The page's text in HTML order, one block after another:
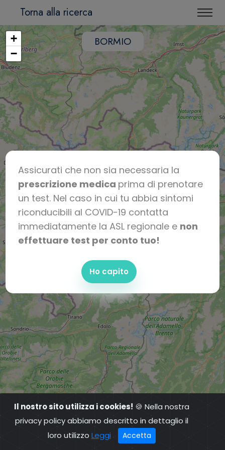
Assicurati che non sia necessaria la
prescrizione medica prima di prenotare
un test. Nel caso in cui tu abbia sintomi
riconducibili al COVID-19 contatta
immediatamente la ASL regionale e non
effettuare test per conto tuo!
Ho capito
Torna alla ricerca
BORMIO
+
−
Il nostro sito utilizza i cookies! 🍪 Nella nostra
privacy policy abbiamo descritto in dettaglio il
loro utilizzo Leggi Accetta